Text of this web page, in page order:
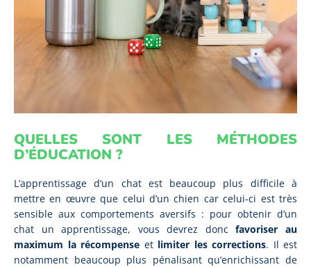
QUELLES SONT LES MÉTHODES
D’ÉDUCATION ?
L’apprentissage d’un chat est beaucoup plus difficile à
mettre en œuvre que celui d’un chien car celui-ci est très
sensible aux comportements aversifs : pour obtenir d’un
chat un apprentissage, vous devrez doncfavoriser au
maximum la récompense et limiter les corrections. Il est
notamment beaucoup plus pénalisant qu’enrichissant de